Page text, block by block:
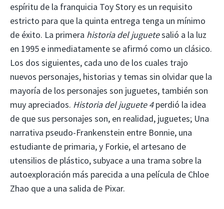
espíritu de la franquicia Toy Story es un requisito
estricto para que la quinta entrega tenga un mínimo
de éxito. La primera historia del juguetesalió a la luz
en 1995 e inmediatamente se afirmó como un clásico.
Los dos siguientes, cada uno de los cuales trajo
nuevos personajes, historias y temas sin olvidar que la
mayoría de los personajes son juguetes, también son
muy apreciados. Historia del juguete 4perdió la idea
de que sus personajes son, en realidad, juguetes; Una
narrativa pseudo-Frankenstein entre Bonnie, una
estudiante de primaria, y Forkie, el artesano de
utensilios de plástico, subyace a una trama sobre la
autoexploración más parecida a una película de Chloe
Zhao que a una salida de Pixar.